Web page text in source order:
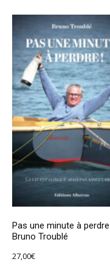
Pas une minute à
Bruno Troublé
27,00€